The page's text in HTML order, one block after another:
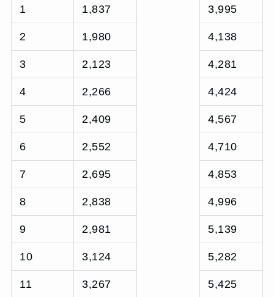
1 1,837 3,995
2 1,980 4,138
3 2,123 4,281
4 2,266 4,424
5 2,409 4,567
6 2,552 4,710
7 2,695 4,853
8 2,838 4,996
9 2,981 5,139
10 3,124 5,282
11 3,267 5,425